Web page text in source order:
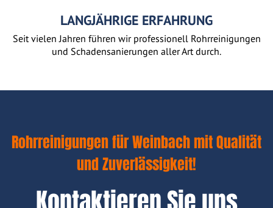
LANGJÄHRIGE ERFAHRUNG
Seit vielen Jahren führen wir professionell Rohrreinigungen
und Schadensanierungen aller Art durch.
Rohrreinigungen für Weinbach mit Qualität
und Zuverlässigkeit!